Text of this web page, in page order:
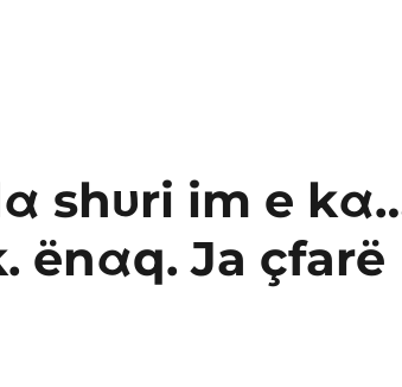
shυri im e
ënαq. Ja çfarë